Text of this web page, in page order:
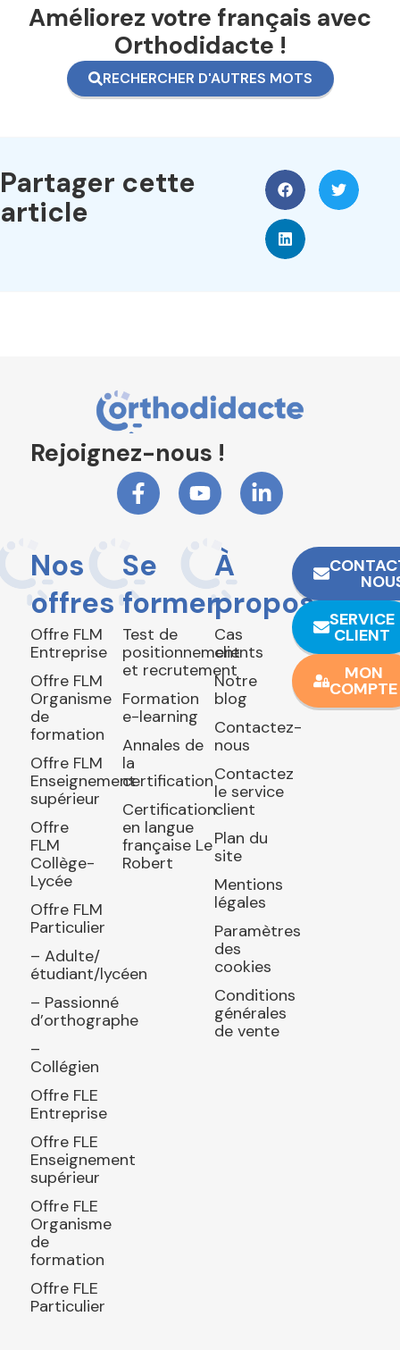
Améliorez votre français avec
Orthodidacte !
RECHERCHER D'AUTRES MOTS
Partager cette
article
Rejoignez-nous !
Nos
offres
Offre FLM
Entreprise
Offre FLM
Organisme
de
formation
Offre FLM
Enseignement
supérieur
Offre
FLM
Collège-
Lycée
Offre FLM
Particulier
– Adulte/
étudiant/lycéen
– Passionné
d’orthographe
–
Collégien
Offre FLE
Entreprise
Offre FLE
Enseignement
supérieur
Offre FLE
Organisme
de
formation
Offre FLE
Particulier
Se
former
Test de
positionnement
et recrutement
Formation
e-learning
Annales de
la
certification
Certification
en langue
française Le
Robert
À
propos
Cas
clients
Notre
blog
Contactez-
nous
Contactez
le service
client
Plan du
site
Mentions
légales
Paramètres
des
cookies
Conditions
générales
de vente
SERVICE
CLIENT
MON
COMPTE